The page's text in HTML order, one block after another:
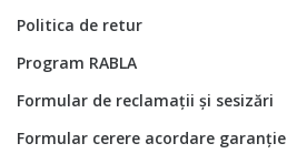
Politica de retur
Program RABLA
Formular de reclamații și sesizări
Formular cerere acordare garanție